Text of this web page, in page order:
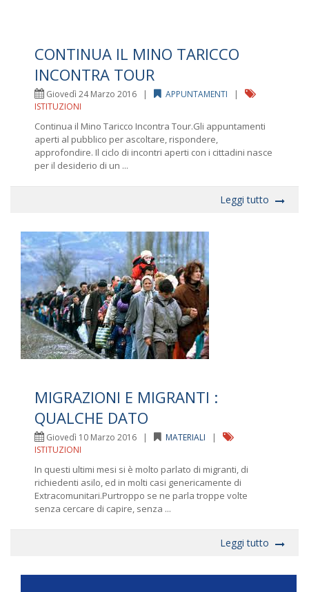
CONTINUA IL MINO TARICCO
INCONTRA TOUR
Giovedì 24 Marzo 2016 | APPUNTAMENTI
|
ISTITUZIONI
Continua il Mino Taricco Incontra Tour.Gli appuntamenti
aperti al pubblico per ascoltare, rispondere,
approfondire. Il ciclo di incontri aperti con i cittadini nasce
per il desiderio di un ...
Leggi tutto
MIGRAZIONI E MIGRANTI :
QUALCHE DATO
Giovedì 10 Marzo 2016 | MATERIALI
|
ISTITUZIONI
In questi ultimi mesi si è molto parlato di migranti, di
richiedenti asilo, ed in molti casi genericamente di
Extracomunitari.Purtroppo se ne parla troppe volte
senza cercare di capire, senza ...
Leggi tutto